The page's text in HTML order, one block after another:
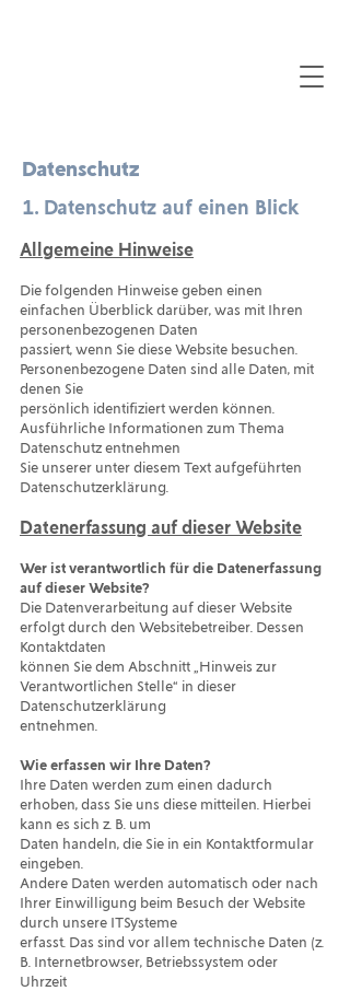
Datenschutz
1. Datenschutz auf einen Blick
Impressum
Allgemeine Hinweise
Die folgenden Hinweise geben einen
einfachen Überblick darüber, was mit Ihren
personenbezogenen Daten
passiert, wenn Sie diese Website besuchen.
Personenbezogene Daten sind alle Daten, mit
denen Sie
persönlich identifiziert werden können.
Ausführliche Informationen zum Thema
Datenschutz entnehmen
Sie unserer unter diesem Text aufgeführten
Datenschutzerklärung.
Datenerfassung auf dieser Website
Wer ist verantwortlich für die Datenerfassung
auf dieser Website?
Die Datenverarbeitung auf dieser Website
erfolgt durch den Websitebetreiber. Dessen
Kontaktdaten
können Sie dem Abschnitt „Hinweis zur
Verantwortlichen Stelle“ in dieser
Datenschutzerklärung
entnehmen.
Wie erfassen wir Ihre Daten?
Ihre Daten werden zum einen dadurch
erhoben, dass Sie uns diese mitteilen. Hierbei
kann es sich z. B. um
Daten handeln, die Sie in ein Kontaktformular
eingeben.
Andere Daten werden automatisch oder nach
Ihrer Einwilligung beim Besuch der Website
durch unsere ITSysteme
erfasst. Das sind vor allem technische Daten (z.
B. Internetbrowser, Betriebssystem oder
Uhrzeit